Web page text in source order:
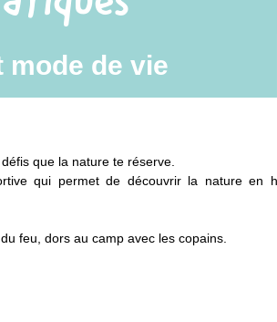
mode de vie
que la nature te réserve.
qui permet de découvrir la nature en
feu, dors au camp avec les copains.